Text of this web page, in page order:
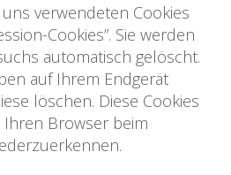
verwendeten Cookies
Cookies”. Sie werden
automatisch gelöscht.
auf Ihrem Endgerät
löschen. Diese Cookies
Browser beim